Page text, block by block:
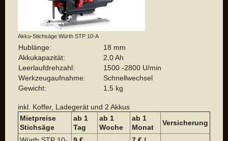
Akku-Stichsäge Würth STP 10-A
Hublänge:
18 mm
Akkukapazität:
2,0 Ah
Leerlaufdrehzahl:
1500 -2800 U/min
Werkzeugaufnahme:
Schnellwechsel
Gewicht:
1,5 kg
inkl. Koffer, Ladegerät und 2 Akkus
Mietpreise
Stichsäge
ab 1
Tag
ab 1
Woche
ab 1
Monat
Versicherung